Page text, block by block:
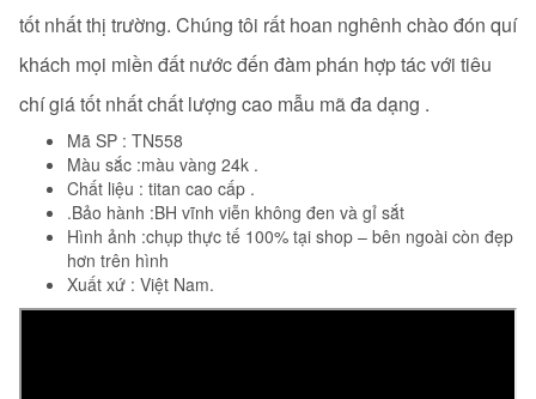
tốt nhất thị trường. Chúng tôi rất hoan nghênh chào đón quí
khách mọi miền đất nước đến đàm phán hợp tác với tiêu
chí giá tốt nhất chất lượng cao mẫu mã đa dạng .
Mã SP : TN558
Màu sắc :màu vàng 24k .
Chất liệu : titan cao cấp .
.Bảo hành :BH vĩnh viễn không đen và gỉ sắt
Hình ảnh :chụp thực tế 100% tại shop – bên ngoài còn đẹp
hơn trên hình
Xuất xứ : Việt Nam.